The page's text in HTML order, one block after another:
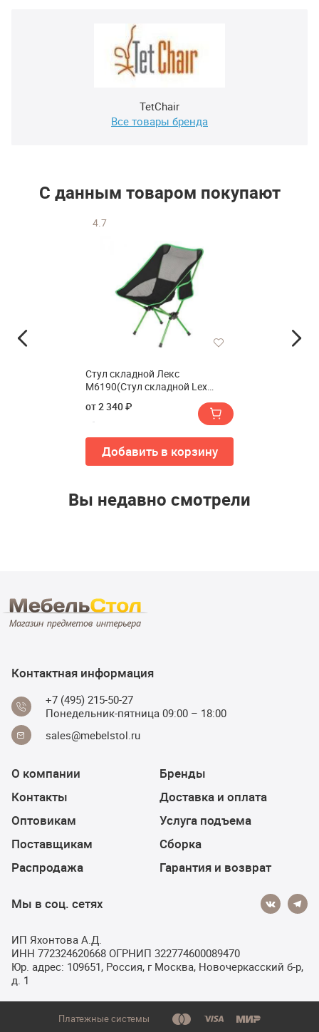
TetChair
Все товары бренда
С данным товаром покупают
4.7
Стул складной Лекс
M6190(Стул складной Lex
от 2 340 ₽
Добавить в корзину
Вы недавно смотрели
Контактная информация
+7 (495) 215-50-27
Понедельник-пятница 09:00 – 18:00
sales@mebelstol.ru
О компании
Контакты
Оптовикам
Поставщикам
Распродажа
Бренды
Доставка и оплата
Услуга подъема
Сборка
Гарантия и возврат
Мы в соц. сетях
ИП Яхонтова А.Д.
ИНН 772324620668 ОГРНИП 322774600089470
Юр. адрес: 109651, Россия, г Москва, Новочеркасский б-р,
д. 1
Платежные системы